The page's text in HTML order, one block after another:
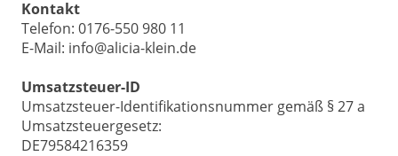
Kontakt
Telefon: 0176-550 980 11
E-Mail: info@alicia-klein.de
Umsatzsteuer-ID
Umsatzsteuer-Identifikationsnummer gemäß § 27 a
Umsatzsteuergesetz:
DE79584216359